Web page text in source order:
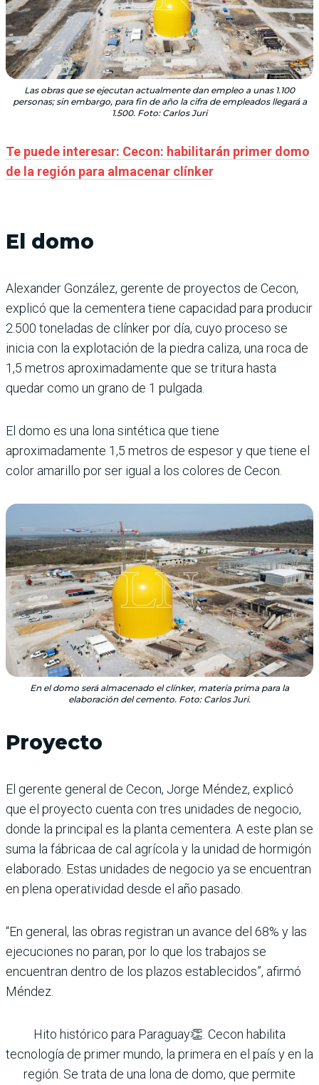
Las obras que se ejecutan actualmente dan empleo a unas 1.100
personas; sin embargo, para fin de año la cifra de empleados llegará a
1.500. Foto: Carlos Juri
Te puede interesar: Cecon: habilitarán primer domo
de la región para almacenar clínker
El domo
Alexander González, gerente de proyectos de Cecon,
explicó que la cementera tiene capacidad para producir
2.500 toneladas de clínker por día, cuyo proceso se
inicia con la explotación de la piedra caliza, una roca de
1,5 metros aproximadamente que se tritura hasta
quedar como un grano de 1 pulgada.
El domo es una lona sintética que tiene
aproximadamente 1,5 metros de espesor y que tiene el
color amarillo por ser igual a los colores de Cecon.
En el domo será almacenado el clínker, materia prima para la
elaboración del cemento. Foto: Carlos Juri.
Proyecto
El gerente general de Cecon, Jorge Méndez, explicó
que el proyecto cuenta con tres unidades de negocio,
donde la principal es la planta cementera. A este plan se
suma la fábricaa de cal agrícola y la unidad de hormigón
elaborado. Estas unidades de negocio ya se encuentran
en plena operatividad desde el año pasado.
“En general, las obras registran un avance del 68% y las
ejecuciones no paran, por lo que los trabajos se
encuentran dentro de los plazos establecidos”, afirmó
Méndez.
Hito histórico para Paraguay👏. Cecon habilita
tecnología de primer mundo, la primera en el país y en la
región. Se trata de una lona de domo, que permite